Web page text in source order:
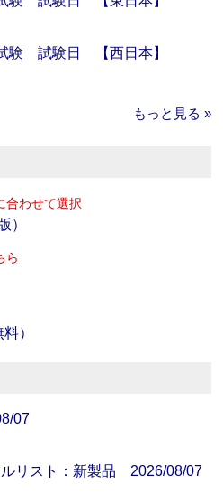
験 試験日 【西日本】
もっと見る »
合わせて選択
）
ら
）
07
リスト：新製品 2026/08/07